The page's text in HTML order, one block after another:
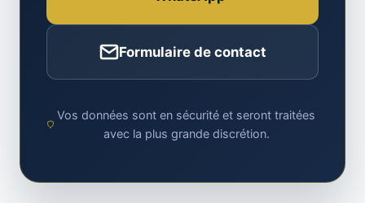
Formulaire de contact
Vos données sont en sécurité et seront traitées
avec la plus grande discrétion.